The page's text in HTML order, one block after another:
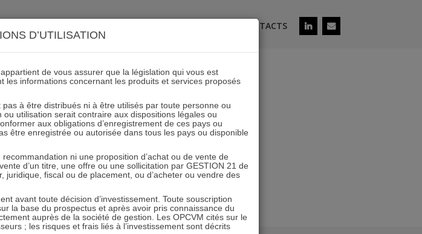
CONTACTS
A21 I 2410
l'article sur
Article suivant
D’UTILISATION
de vous assurer que la législation qui vous est
informations concernant les produits et services proposés
à être distribués ni à être utilisés par toute personne ou
utilisation serait contraire aux dispositions légales ou
aux obligations d’enregistrement de ces pays ou
être enregistrée ou autorisée dans tous les pays ou disponible
ni une proposition d’achat ou de vente de
d’un titre, une offre ou une sollicitation par GESTION 21 de
juridique, fiscal ou de placement, ou d’acheter ou vendre des
avant toute décision d’investissement. Toute souscription
la base du prospectus et après avoir pris connaissance du
auprès de la société de gestion. Les OPCVM cités sur le
; les risques et frais liés à l’investissement sont décrits